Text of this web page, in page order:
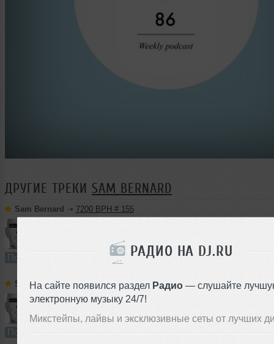
РАДИО НА DJ.RU
На сайте появился раздел Радио — слушайте
электронную музыку 24/7!
Микстейпы, лайвы и эксклюзивные сеты от лучших
ДРУГИЕ ТРЕКИ SAM BERNARD
Sam Bernard ➝ 7200 BPH # 155
Подкаст В плейлист
Sam Bernard ➝7200 BPH # 154
63:09 410 раз 13 145 MB, 320
Подкаст